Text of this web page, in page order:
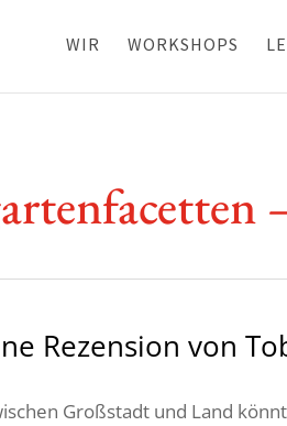
WIR WORKSHOPS
Rezen­sion von
Groß­stadt und Land